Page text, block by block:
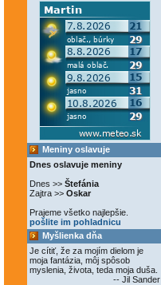
Meniny oslavuje
Dnes oslavuje meniny
Dnes >> Štefánia
Zajtra >> Oskar
Prajeme všetko najlepšie.
pošlite im pohladnicu
Myšlienka dňa
Je cítiť, že za mojím dielom je
moja fantázia, môj spôsob
myslenia, života, teda moja duša.
-- Jil Sander